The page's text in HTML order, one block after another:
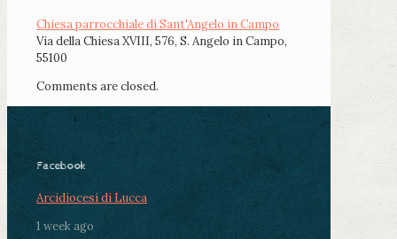
Chiesa parrocchiale di Sant'Angelo in Campo
Via della Chiesa XVIII, 576, S. Angelo in Campo,
55100
Comments are closed.
Facebook
Arcidiocesi di Lucca
1 week ago